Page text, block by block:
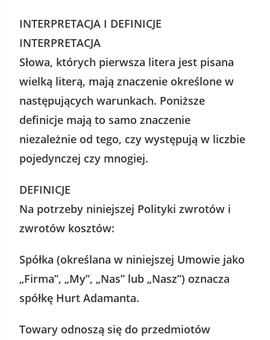
INTERPRETACJA I DEFINICJE
INTERPRETACJA
Słowa, których pierwsza litera jest pisana
wielką literą, mają znaczenie określone w
następujących warunkach. Poniższe
definicje mają to samo znaczenie
niezależnie od tego, czy występują w liczbie
pojedynczej czy mnogiej.
DEFINICJE
Na potrzeby niniejszej Polityki zwrotów i
zwrotów kosztów:
Spółka (określana w niniejszej Umowie jako
„Firma”, „My”, „Nas” lub „Nasz”) oznacza
spółkę Hurt Adamanta.
Towary odnoszą się do przedmiotów